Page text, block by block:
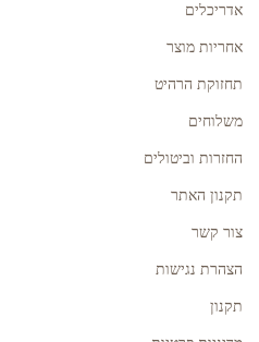
אדריכלים
אחריות מוצר
תחזוקת הרהיט
משלוחים
החזרות וביטולים
תקנון האתר
צור קשר
הצהרת נגישות
תקנון